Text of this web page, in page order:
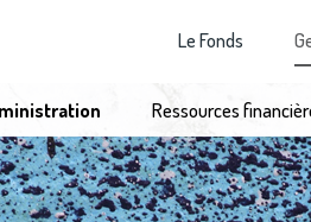
Le Fonds
Ressources